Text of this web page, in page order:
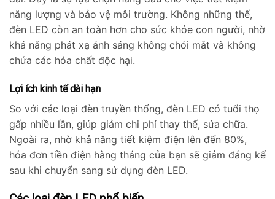
năng lượng và bảo vệ môi trường. Không những thế,
đèn LED còn an toàn hơn cho sức khỏe con người, nhờ
khả năng phát xạ ánh sáng không chói mắt và không
chứa các hóa chất độc hại.
Lợi ích kinh tế dài hạn
So với các loại đèn truyền thống, đèn LED có tuổi thọ
gấp nhiều lần, giúp giảm chi phí thay thế, sửa chữa.
Ngoài ra, nhờ khả năng tiết kiệm điện lên đến 80%,
hóa đơn tiền điện hàng tháng của bạn sẽ giảm đáng kể
sau khi chuyển sang sử dụng đèn LED.